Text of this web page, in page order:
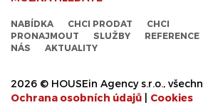
NABÍDKA CHCI PRODAT
CHCI
PRONAJMOUT
SLUŽBY REFERENCE
NÁS
AKTUALITY
2026 © HOUSEin Agency s.r.o.,
Ochrana osobních údajů
Cookies